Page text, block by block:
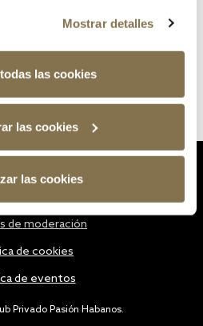
Mostrar detalles
las cookies
las cookies
las cookies
Privado Pasión Habanos.
de moderación
de cookies
de eventos